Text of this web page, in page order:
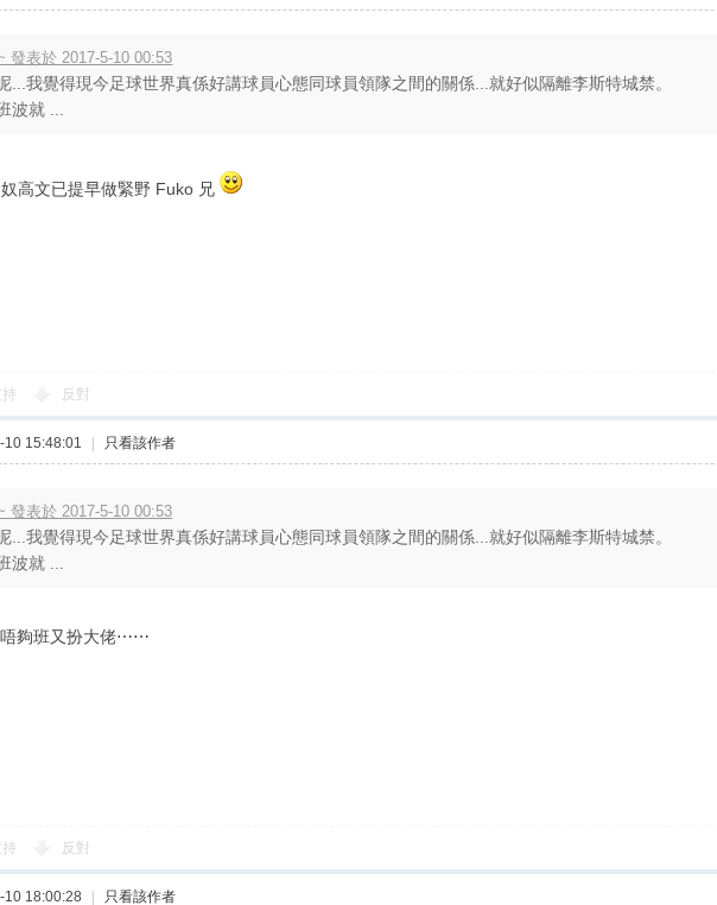
發表於 2017-5-10 00:53
...我覺得現今足球世界真係好講球員心態同球員領隊之間的關係...就好似隔離李斯特城禁。
波就 ...
高文已提早做緊野 Fuko 兄
反對
10 15:48:01 只看該作者
發表於 2017-5-10 00:53
...我覺得現今足球世界真係好講球員心態同球員領隊之間的關係...就好似隔離李斯特城禁。
波就 ...
唔夠班又扮大佬⋯⋯
反對
10 18:00:28 只看該作者